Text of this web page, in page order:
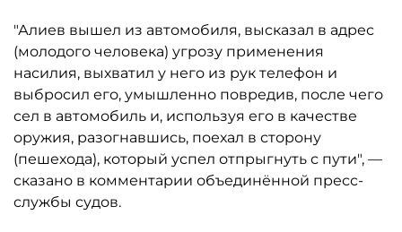
"Алиев вышел из автомобиля, высказал в адрес
(молодого человека) угрозу применения
насилия, выхватил у него из рук телефон и
выбросил его, умышленно повредив, после чего
сел в автомобиль и, используя его в качестве
оружия, разогнавшись, поехал в сторону
(пешехода), который успел отпрыгнуть с пути", —
сказано в комментарии объединённой пресс-
службы судов.